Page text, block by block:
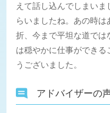
えて話し込んでしまい
らいましたね。あの時
折、今まで平坦な道で
は穏やかに仕事ができる
うございました。
アドバイザーの